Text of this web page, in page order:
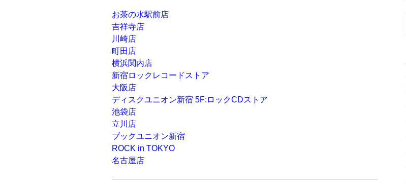
お茶の水駅前店
吉祥寺店
川崎店
町田店
横浜関内店
新宿ロックレコードストア
大阪店
ディスクユニオン新宿 5F:ロックCDストア
池袋店
立川店
ブックユニオン新宿
ROCK in TOKYO
名古屋店